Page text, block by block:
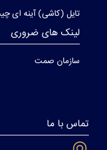
تایل (کاشی) آینه ای
لینک های ضروری
سازمان صمت
تماس با ما